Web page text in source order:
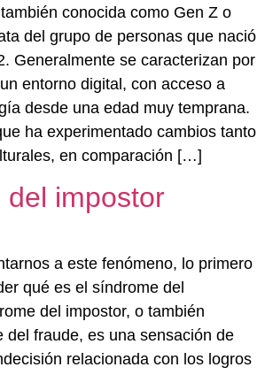
conocida como Gen Z o
del grupo de personas que nació
Generalmente se caracterizan por
entorno digital, con acceso a
desde una edad muy temprana.
ha experimentado cambios tanto
en comparación […]
impostor
a este fenómeno, lo primero
qué es el síndrome del
del impostor, o también
del fraude, es una sensación de
relacionada con los logros